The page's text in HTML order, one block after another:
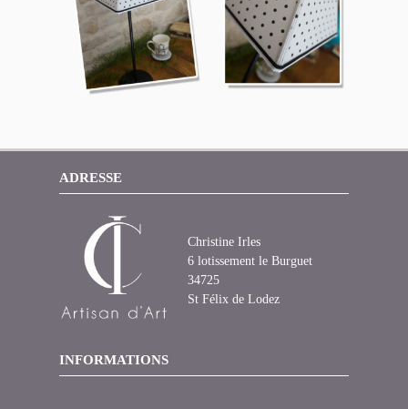
ADRESSE
Christine Irles
6 lotissement le Burguet
34725
St Félix de Lodez
INFORMATIONS